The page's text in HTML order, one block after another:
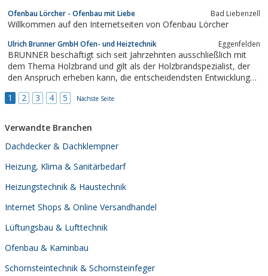
Ofenbau Lörcher - Ofenbau mit Liebe Bad Liebenzell
Willkommen auf den Internetseiten von Ofenbau Lörcher
Ulrich Brunner GmbH Ofen- und Heiztechnik Eggenfelden
BRUNNER beschäftigt sich seit Jahrzehnten ausschließlich mit
dem Thema Holzbrand und gilt als der Holzbrandspezialist, der
den Anspruch erheben kann, die entscheidendsten Entwicklungen
Kunden haben dafür die Gewissheit, eine der hochwertigsten
1 2 3 4 5 Nächste Seite
Verwandte Branchen
Dachdecker & Dachklempner
Heizung, Klima & Sanitärbedarf
Heizungstechnik & Haustechnik
Internet Shops & Online Versandhandel
Lüftungsbau & Lufttechnik
Ofenbau & Kaminbau
Schornsteintechnik & Schornsteinfeger